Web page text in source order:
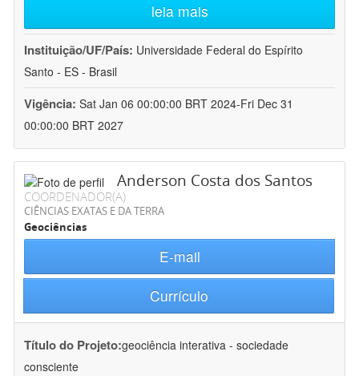
leia mais
Instituição/UF/País: Universidade Federal do Espírito
Santo - ES - Brasil
Vigência: Sat Jan 06 00:00:00 BRT 2024-Fri Dec 31
00:00:00 BRT 2027
Anderson Costa dos Santos
COORDENADOR(A)
CIÊNCIAS EXATAS E DA TERRA
Geociências
E-mail
Currículo
Título do Projeto:geociência interativa - sociedade
consciente